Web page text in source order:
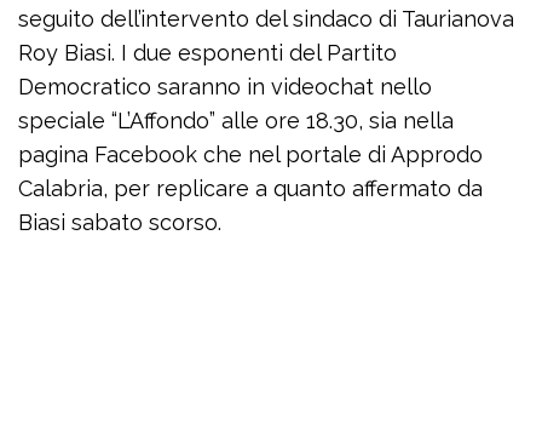
seguito dell’intervento del sindaco di Taurianova
Roy Biasi. I due esponenti del Partito
Democratico saranno in videochat nello
speciale “L’Affondo” alle ore 18.30, sia nella
pagina Facebook che nel portale di Approdo
Calabria, per replicare a quanto affermato da
Biasi sabato scorso.